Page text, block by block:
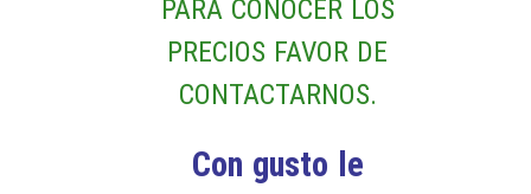
PARA CONOCER LOS
PRECIOS FAVOR DE
CONTACTARNOS.
Con gusto le